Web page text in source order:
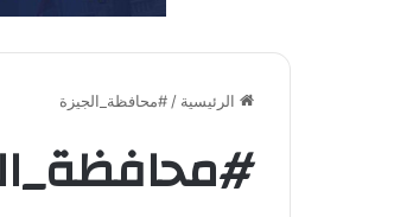
الرئيسية / #محافظة_الجيزة